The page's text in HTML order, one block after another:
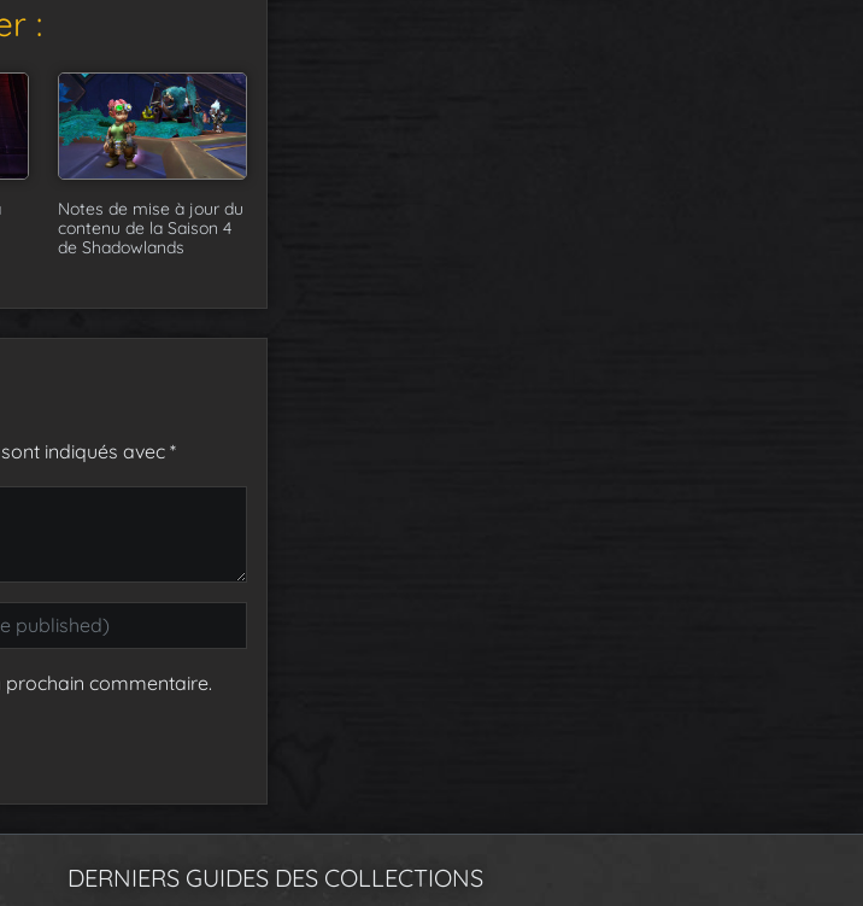
:
Notes de mise à jour du
contenu de la Saison 4
de Shadowlands
indiqués avec*
commentaire.
DERNIERS GUIDES DES COLLECTIONS